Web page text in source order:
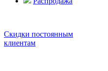
Скидки постоянным
клиентам